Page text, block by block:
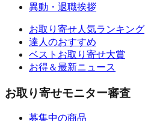
異動・退職挨拶
お取り寄せ人気ランキング
達人のおすすめ
ベストお取り寄せ大賞
お得＆最新ニュース
お取り寄せモニター審査
募集中の商品